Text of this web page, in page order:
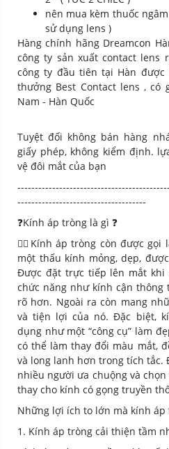
nên mua kèm thuốc
sử dụng lens )
Hàng chính hãng Dreamcon
công ty sản xuất contact lens
công ty đầu tiên tại Hàn được
thưởng Best Contact lens , có
Nam - Hàn Quốc
Tuyệt đối không bán hàng
giấy phép, không kiểm định.
vệ đôi mắt của bạn
-------------------------------------
❓Kính áp tròng là gì ❓
💁‍♀️Kính áp tròng còn được gọi
một thấu kính mỏng, dẹp,
Được đặt trực tiếp lên mắt khi
chức năng như kính cận
rõ hơn. Ngoài ra còn mang
và tiện lợi của nó. Đặc biệt,
dụng như một “công cụ” làm
có thể làm thay đổi màu mắt,
và long lanh hơn trong tích tắc.
nhiều người ưa chuộng và
thay cho kính có gọng truyền
Những lợi ích to lớn mà kính áp
1. Kính áp tròng cải thiện tầm